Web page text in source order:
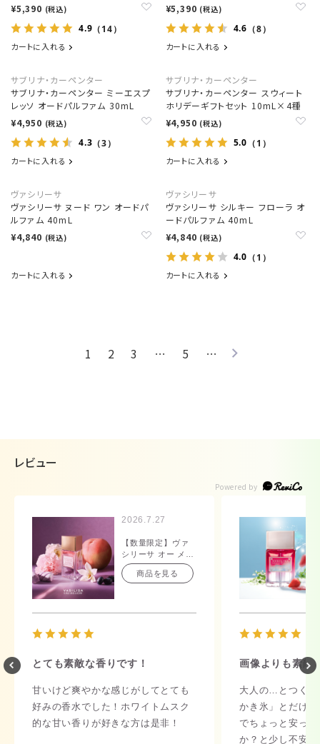
¥5,390 (税込)
4.9 （14）
カートに入れる
¥5,390 (税込)
4.6 （8）
カートに入れる
サブリナ・カーペンター
サブリナ・カーペンター ミーエスプ
レッソ オードパルファム 30mL
¥4,950 (税込)
4.3 （3）
カートに入れる
サブリナ・カーペンター
サブリナ・カーペンター スウィート
ホリデーギフトセット 10mL×4種
¥4,950 (税込)
5.0 （1）
カートに入れる
ヴァシリーサ
ヴァシリーサ ヌード ワン オードパ
ルファム 40mL
¥4,840 (税込)
カートに入れる
ヴァシリーサ
ヴァシリーサ シルキー フローラ オ
ードパルファム 40mL
¥4,840 (税込)
4.0 （1）
カートに入れる
1 2 3 … 5 …
レビュー
2026.7.27
【数量限定】ヴァ
シリーサ オー メロ
ウ オードパルファ
ム 40mL商品を見る
とても素敵な香りです！
甘いけど爽やかな感じがしてとても
好みの香水でした！ホワイトムスク
的な甘い香りが好きな方は是非！
画像よりも素敵
大人の…とつくと
かき氷」とだけ
でちょっと安っ
か？と少し不安